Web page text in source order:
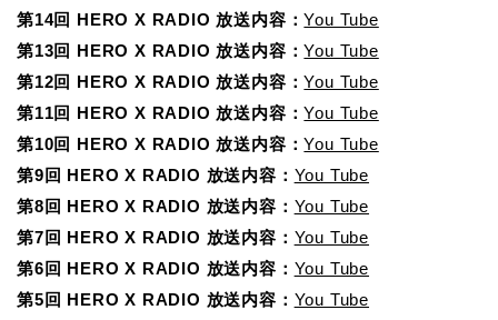
第14回 HERO X RADIO 放送内容：You Tube
第13回 HERO X RADIO 放送内容：You Tube
第12回 HERO X RADIO 放送内容：You Tube
第11回 HERO X RADIO 放送内容：You Tube
第10回 HERO X RADIO 放送内容：You Tube
第9回 HERO X RADIO 放送内容： You Tube
第8回 HERO X RADIO 放送内容： You Tube
第7回 HERO X RADIO 放送内容： You Tube
第6回 HERO X RADIO 放送内容： You Tube
第5回 HERO X RADIO 放送内容： You Tube